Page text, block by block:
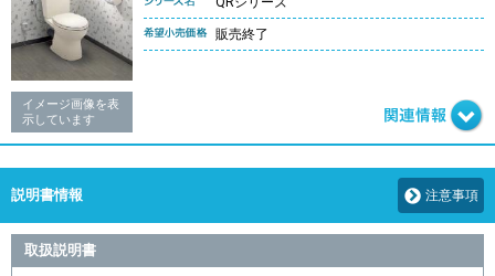
イメージ画像を表
示しています
販売終了
説明書情報 注意事項
取扱説明書